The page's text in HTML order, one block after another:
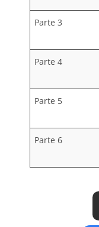
Parte 3
Parte 4
Parte 5
Parte 6